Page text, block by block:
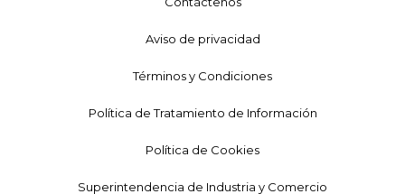
Aviso de privacidad
Términos y Condiciones
Política de Tratamiento de Información
Política de Cookies
Superintendencia de Industria y Comercio